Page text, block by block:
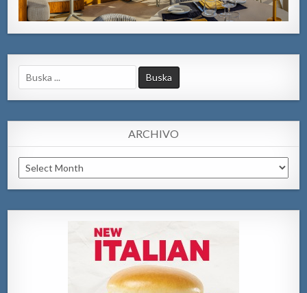
Search
for:
ARCHIVO
Archivo